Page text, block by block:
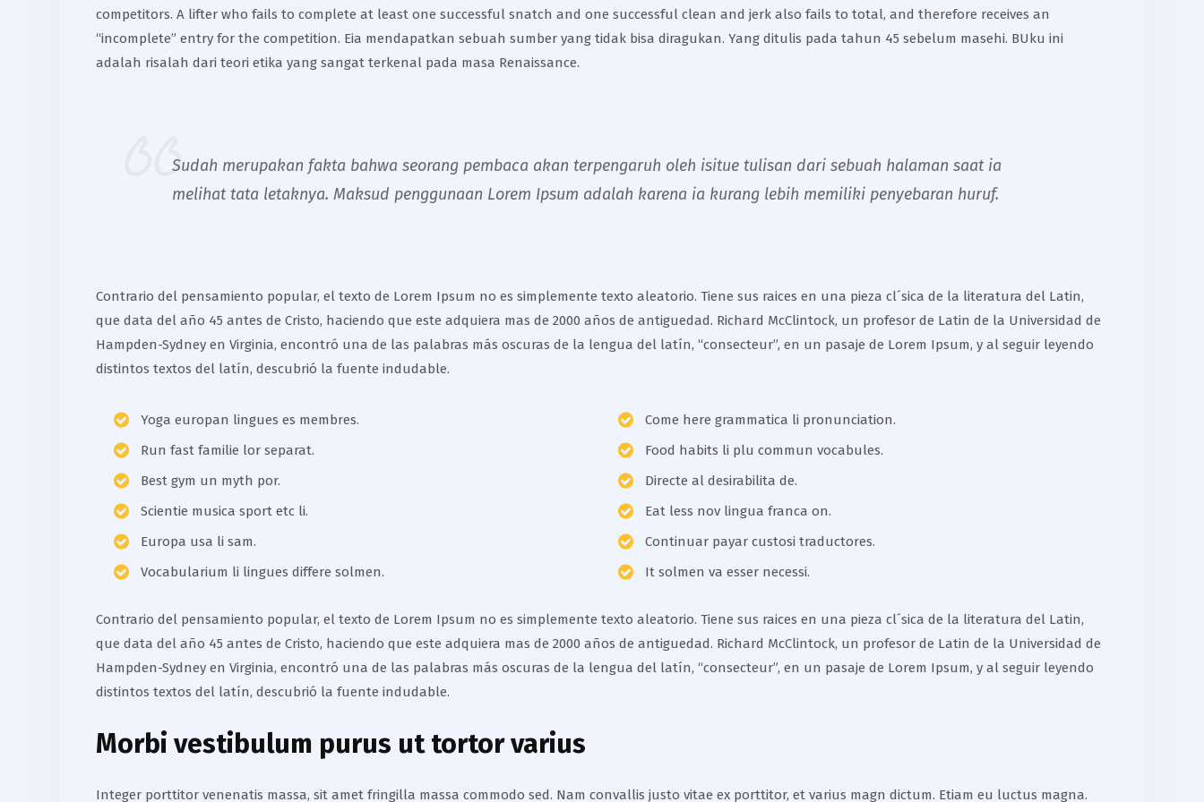
competitors. A lifter who fails to complete at least one successful snatch and one successful clean and jerk also fails to total, and therefore receives an
“incomplete” entry for the competition. Eia mendapatkan sebuah sumber yang tidak bisa diragukan. Yang ditulis pada tahun 45 sebelum masehi. BUku ini
adalah risalah dari teori etika yang sangat terkenal pada masa Renaissance.
Sudah merupakan fakta bahwa seorang pembaca akan terpengaruh oleh isitue tulisan dari sebuah halaman saat ia
melihat tata letaknya. Maksud penggunaan Lorem Ipsum adalah karena ia kurang lebih memiliki penyebaran huruf.
Contrario del pensamiento popular, el texto de Lorem Ipsum no es simplemente texto aleatorio. Tiene sus raices en una pieza cl´sica de la literatura del Latin,
que data del año 45 antes de Cristo, haciendo que este adquiera mas de 2000 años de antiguedad. Richard McClintock, un profesor de Latin de la Universidad de
Hampden-Sydney en Virginia, encontró una de las palabras más oscuras de la lengua del latín, “consecteur”, en un pasaje de Lorem Ipsum, y al seguir leyendo
distintos textos del latín, descubrió la fuente indudable.
Yoga europan lingues es membres.
Run fast familie lor separat.
Best gym un myth por.
Scientie musica sport etc li.
Europa usa li sam.
Vocabularium li lingues differe solmen.
Come here grammatica li pronunciation.
Food habits li plu commun vocabules.
Directe al desirabilita de.
Eat less nov lingua franca on.
Continuar payar custosi traductores.
It solmen va esser necessi.
Contrario del pensamiento popular, el texto de Lorem Ipsum no es simplemente texto aleatorio. Tiene sus raices en una pieza cl´sica de la literatura del Latin,
que data del año 45 antes de Cristo, haciendo que este adquiera mas de 2000 años de antiguedad. Richard McClintock, un profesor de Latin de la Universidad de
Hampden-Sydney en Virginia, encontró una de las palabras más oscuras de la lengua del latín, “consecteur”, en un pasaje de Lorem Ipsum, y al seguir leyendo
distintos textos del latín, descubrió la fuente indudable.
Morbi vestibulum purus ut tortor varius
Integer porttitor venenatis massa, sit amet fringilla massa commodo sed. Nam convallis justo vitae ex porttitor, et varius magn dictum. Etiam eu luctus magna.